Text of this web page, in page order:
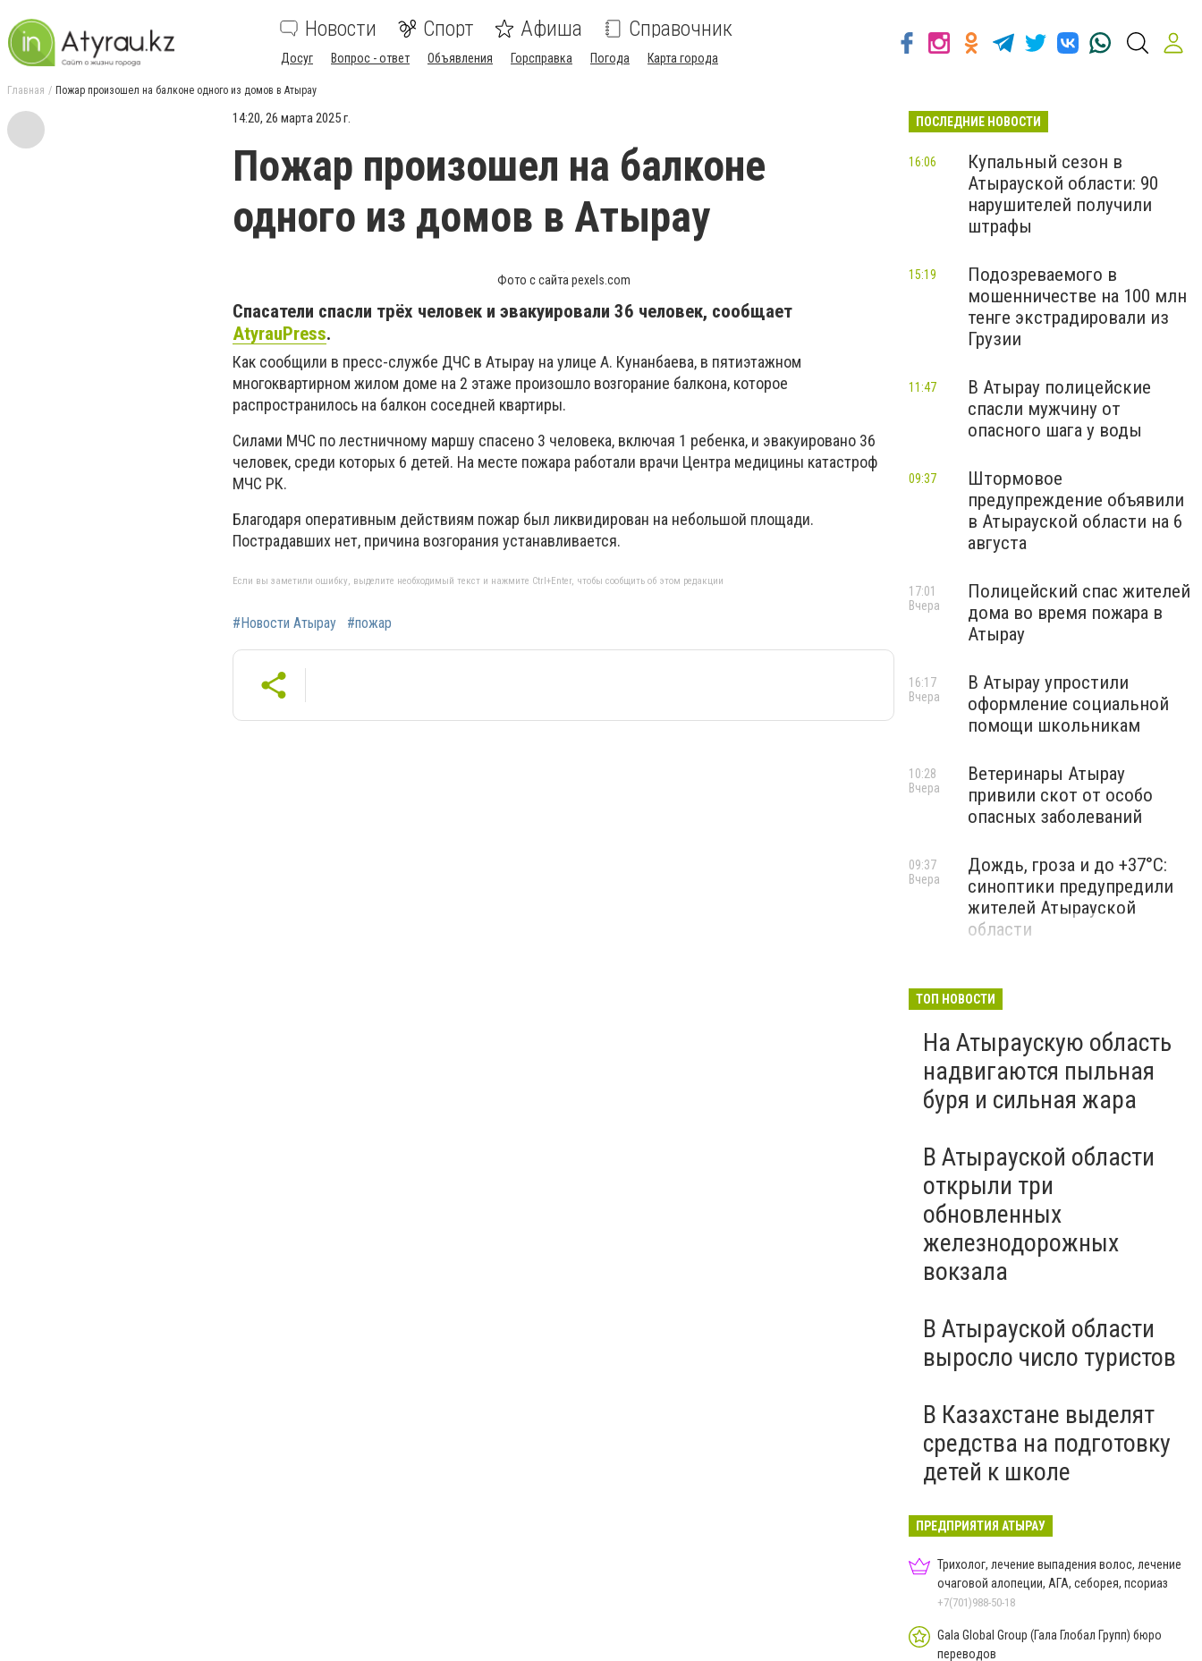
Новости Спорт Афиша Справочник
Досуг Вопрос - ответ Объявления Горсправка Погода Карта города
Главная Пожар произошел на балконе одного из домов в Атырау
14:20, 26 марта 2025 г.
Пожар произошел на балконе
одного из домов в Атырау
Фото с сайта pexels.com
Спасатели спасли трёх человек и эвакуировали 36 человек, сообщает
AtyrauPress.
Как сообщили в пресс-службе ДЧС в Атырау на улице А. Кунанбаева, в пятиэтажном
многоквартирном жилом доме на 2 этаже произошло возгорание балкона, которое
распространилось на балкон соседней квартиры.
Силами МЧС по лестничному маршу спасено 3 человека, включая 1 ребенка, и эвакуировано 36
человек, среди которых 6 детей. На месте пожара работали врачи Центра медицины катастроф
МЧС РК.
Благодаря оперативным действиям пожар был ликвидирован на небольшой площади.
Пострадавших нет, причина возгорания устанавливается.
Если вы заметили ошибку, выделите необходимый текст и нажмите Ctrl+Enter, чтобы сообщить об этом редакции
#Новости Атырау #пожар
ПОСЛЕДНИЕ НОВОСТИ
Купальный сезон в
Атырауской области: 90
нарушителей получили
штрафы
16:06
Подозреваемого в
мошенничестве на 100 млн
тенге экстрадировали из
Грузии
15:19
В Атырау полицейские
спасли мужчину от
опасного шага у воды
11:47
Штормовое
предупреждение объявили
в Атырауской области на 6
августа
09:37
Полицейский спас жителей
дома во время пожара в
Атырау
17:01
Вчера
В Атырау упростили
оформление социальной
помощи школьникам
16:17
Вчера
Ветеринары Атырау
привили скот от особо
опасных заболеваний
10:28
Вчера
Дождь, гроза и до +37°C:
синоптики предупредили
жителей Атырауской
области
09:37
Вчера
ТОП НОВОСТИ
На Атыраускую область
надвигаются пыльная
буря и сильная жара
В Атырауской области
открыли три
обновленных
железнодорожных
вокзала
В Атырауской области
выросло число туристов
В Казахстане выделят
средства на подготовку
детей к школе
ПРЕДПРИЯТИЯ АТЫРАУ
Трихолог, лечение выпадения волос, лечение
очаговой алопеции, АГА, себорея, псориаз
+7(701)988-50-18
Gala Global Group (Гала Глобал Групп) бюро
переводов